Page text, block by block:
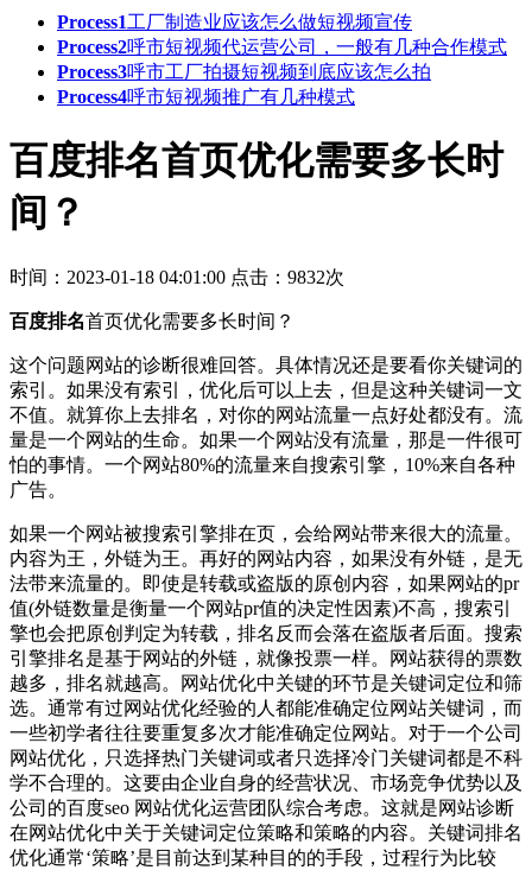
Process1工厂制造业应该怎么做短视频宣传
Process2呼市短视频代运营公司，一般有几种合作模式
Process3呼市工厂拍摄短视频到底应该怎么拍
Process4呼市短视频推广有几种模式
百度排名首页优化需要多长时
间？
时间：2023-01-18 04:01:00 点击：9832次
百度排名首页优化需要多长时间？
这个问题网站的诊断很难回答。具体情况还是要看你关键词的
索引。如果没有索引，优化后可以上去，但是这种关键词一文
不值。就算你上去排名，对你的网站流量一点好处都没有。流
量是一个网站的生命。如果一个网站没有流量，那是一件很可
怕的事情。一个网站80%的流量来自搜索引擎，10%来自各种
广告。
如果一个网站被搜索引擎排在页，会给网站带来很大的流量。
内容为王，外链为王。再好的网站内容，如果没有外链，是无
法带来流量的。即使是转载或盗版的原创内容，如果网站的pr
值(外链数量是衡量一个网站pr值的决定性因素)不高，搜索引
擎也会把原创判定为转载，排名反而会落在盗版者后面。搜索
引擎排名是基于网站的外链，就像投票一样。网站获得的票数
越多，排名就越高。网站优化中关键的环节是关键词定位和筛
选。通常有过网站优化经验的人都能准确定位网站关键词，而
一些初学者往往要重复多次才能准确定位网站。对于一个公司
网站优化，只选择热门关键词或者只选择冷门关键词都是不科
学不合理的。这要由企业自身的经营状况、市场竞争优势以及
公司的百度seo 网站优化运营团队综合考虑。这就是网站诊断
在网站优化中关于关键词定位策略和策略的内容。关键词排名
优化通常‘策略’是目前达到某种目的的手段，过程行为比较